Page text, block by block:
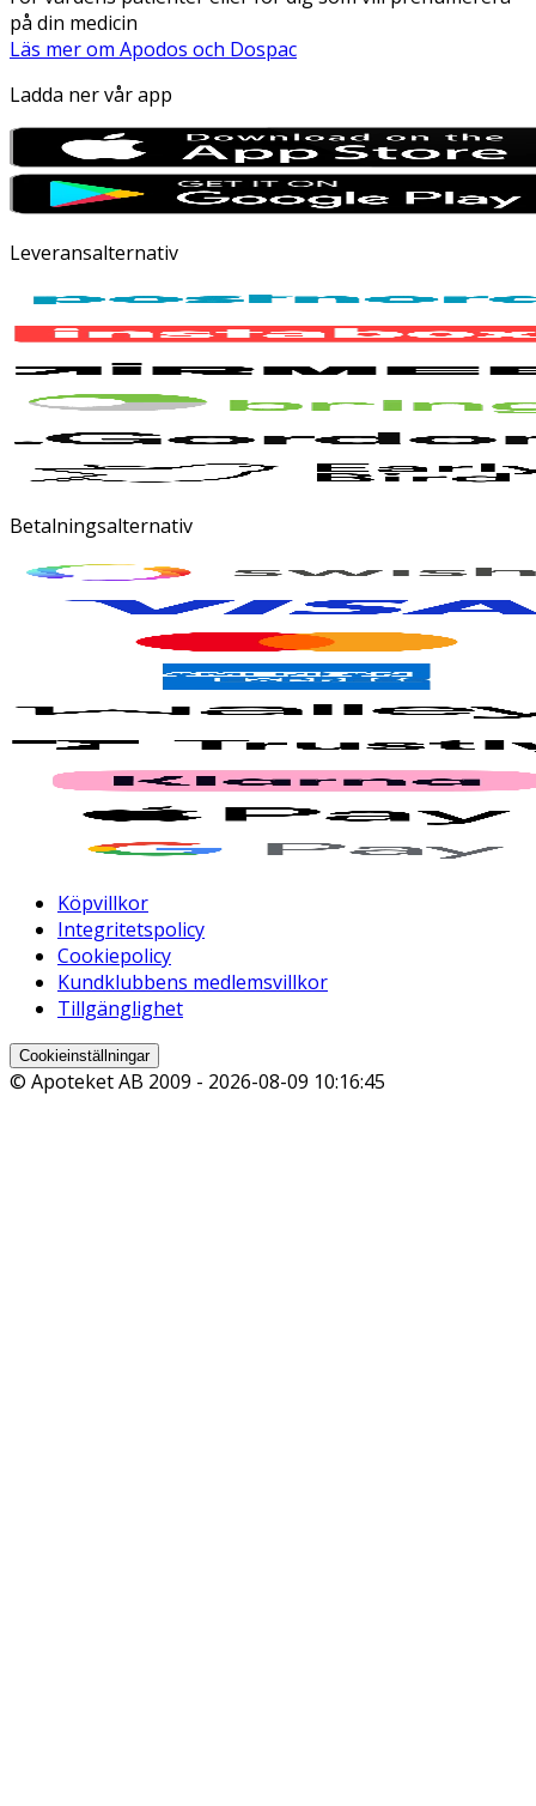
på din medicin
Läs mer om Apodos och Dospac
Ladda ner vår app
Leveransalternativ
Betalningsalternativ
Köpvillkor
Integritetspolicy
Cookiepolicy
Kundklubbens medlemsvillkor
Tillgänglighet
Cookieinställningar
© Apoteket AB 2009 - 2026-08-09 10:16:45